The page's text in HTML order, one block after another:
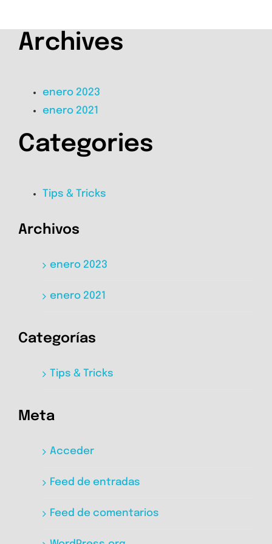
Archives
enero 2023
enero 2021
Categories
Tips & Tricks
Archivos
enero 2023
enero 2021
Categorías
Tips & Tricks
Meta
Acceder
Feed de entradas
Feed de comentarios